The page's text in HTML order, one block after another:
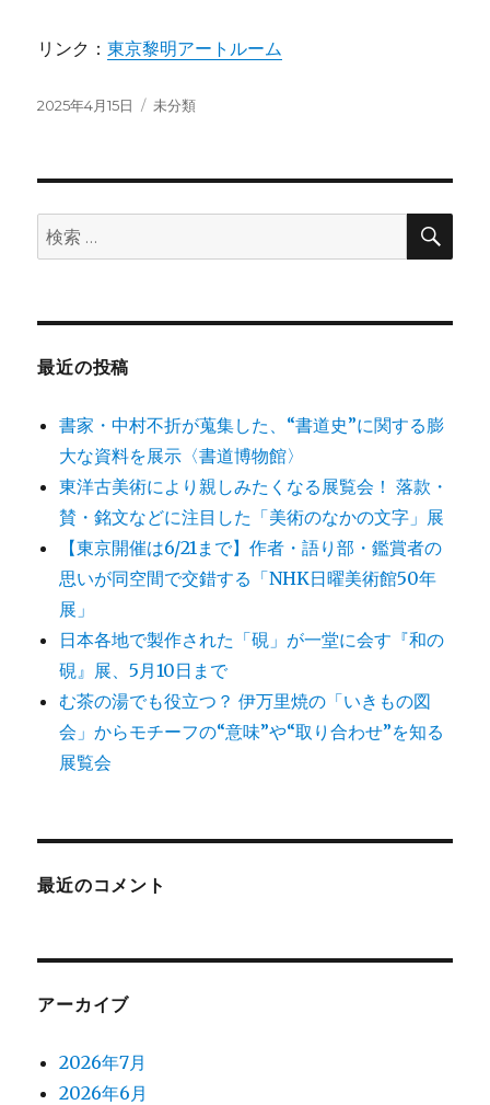
リンク：東京黎明アートルーム
投
2025年4月15日
カ
未分類
検
索:
検
最近の投稿
書家・中村不折が蒐集した、“書道史”に関する膨
大な資料を展示〈書道博物館〉
東洋古美術により親しみたくなる展覧会！ 落款・
賛・銘文などに注目した「美術のなかの文字」展
【東京開催は6/21まで】作者・語り部・鑑賞者の
思いが同空間で交錯する「NHK日曜美術館50年
展」
日本各地で製作された「硯」が一堂に会す『和の
硯』展、5月10日まで
む茶の湯でも役立つ？ 伊万里焼の「いきもの図
会」からモチーフの“意味”や“取り合わせ”を知る
展覧会
最近のコメント
アーカイブ
2026年7月
2026年6月